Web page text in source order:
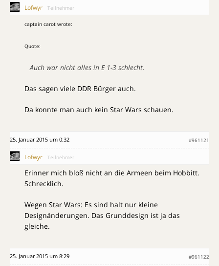
Lofwyr Teilnehmer
captain carot wrote:
Quote:
Auch war nicht alles in E 1-3 schlecht.
Das sagen viele DDR Bürger auch.
Da konnte man auch kein Star Wars schauen.
25. Januar 2015 um 0:32 #961121
Lofwyr Teilnehmer
Erinner mich bloß nicht an die Armeen beim Hobbitt.
Schrecklich.
Wegen Star Wars: Es sind halt nur kleine
Designänderungen. Das Grunddesign ist ja das
gleiche.
25. Januar 2015 um 8:29 #961122